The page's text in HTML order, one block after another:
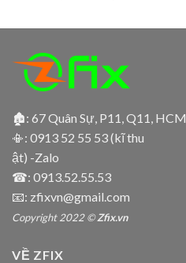
🏚: 67 Quân Sự, P11, Q11, HCM
📳: 0913 52 55 53 (kĩ thu
ật) -Zalo
☎: 0913.52.55.53
📧: zfixvn@gmail.com
Copyright 2022 ©Zfix.vn
VỀ ZFIX